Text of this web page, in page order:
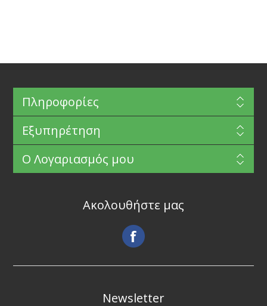
Πληροφορίες
Εξυπηρέτηση
Ο Λογαριασμός μου
Ακολουθήστε μας
Newsletter